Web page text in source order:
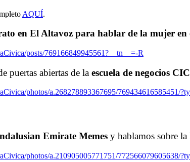
AQUÍ.
en El Altavoz para hablar de la mujer en
posts/769166849945561?__tn__=-R
puertas abiertas de la escuela de negocios
photos/a.268278893367695/769434616585451/
Emirate Memes y hablamos sobre
photos/a.210905005771751/772566079605638/